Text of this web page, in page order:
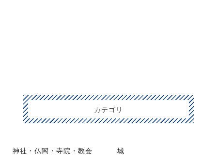
カテゴリ
神社・仏閣・寺院・教会 城